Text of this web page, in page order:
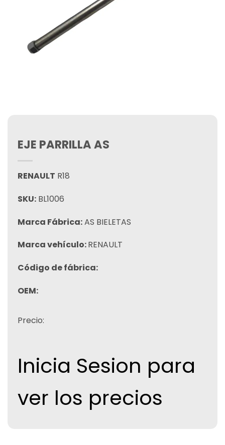
EJE PARRILLA AS
RENAULT R18
SKU: BL1006
Marca Fábrica:AS BIELETAS
Marca vehículo:RENAULT
Código de fábrica:
OEM:
Precio:
Inicia Sesion para
ver los precios